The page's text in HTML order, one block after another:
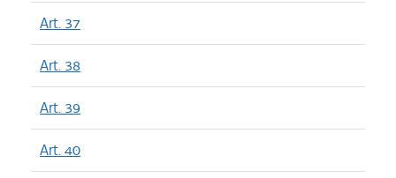
Art. 37
Art. 38
Art. 39
Art. 40